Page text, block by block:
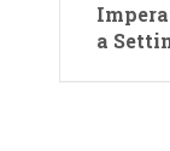
a